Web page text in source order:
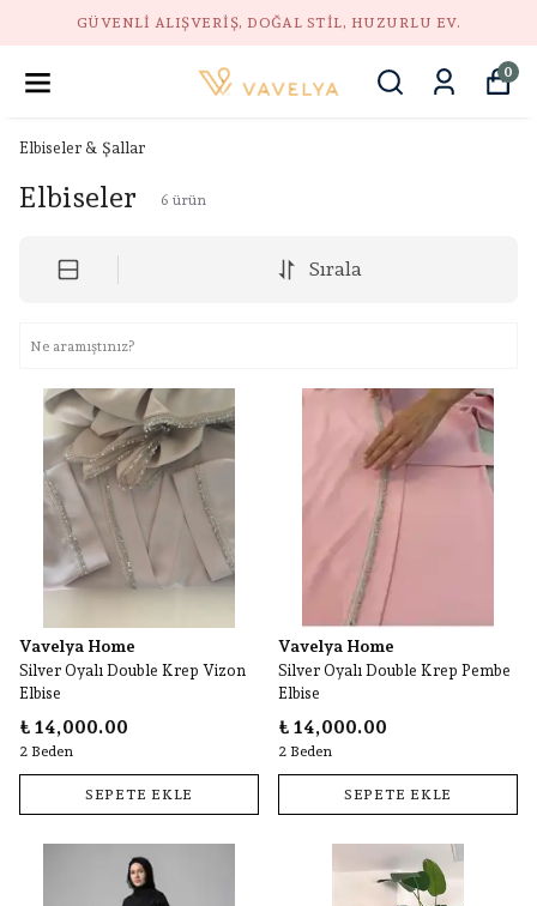
GÜVENLI ALIŞVERIŞ, DOĞAL STIL, HUZURLU EV.
0
Elbiseler & Şallar
Elbiseler 6 ürün
Sırala
Vavelya Home
Silver Oyalı Double Krep Vizon
Elbise
₺ 14,000.00
2 Beden
SEPETE EKLE
Vavelya Home
Silver Oyalı Double Krep Pembe
Elbise
₺ 14,000.00
2 Beden
SEPETE EKLE